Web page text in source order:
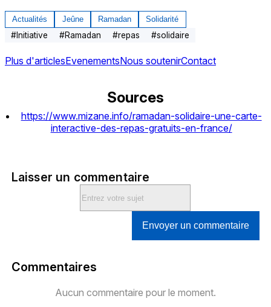
Actualités Jeûne Ramadan Solidarité
#Initiative #Ramadan #repas #solidaire
Plus d'articlesEvenementsNous soutenirContact
Sources
https://www.mizane.info/ramadan-solidaire-une-carte-
interactive-des-repas-gratuits-en-france/
Laisser un commentaire
Envoyer un commentaire
Commentaires
Aucun commentaire pour le moment.